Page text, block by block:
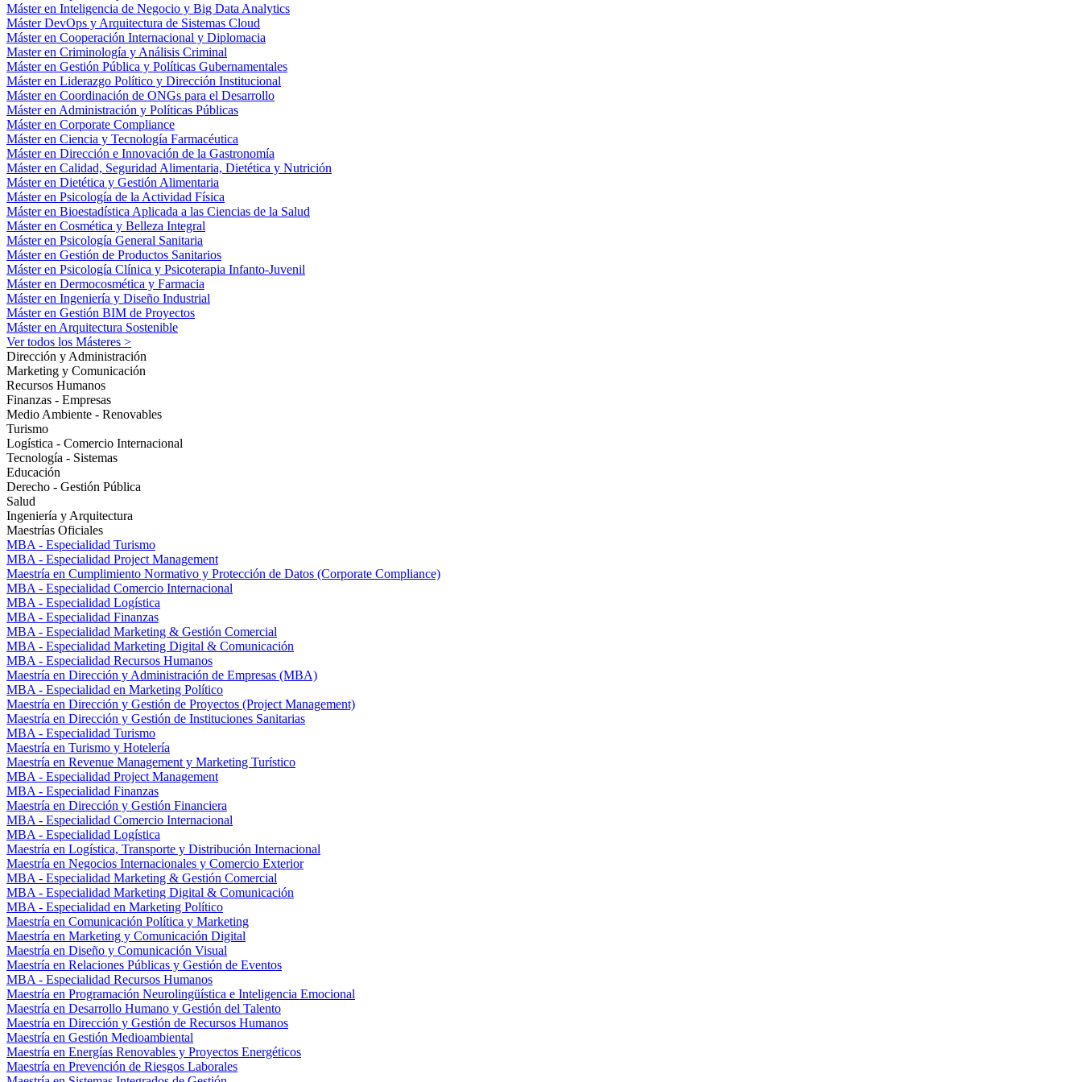
Máster en Inteligencia de Negocio y Big Data Analytics
Máster DevOps y Arquitectura de Sistemas Cloud
Máster en Cooperación Internacional y Diplomacia
Master en Criminología y Análisis Criminal
Máster en Gestión Pública y Políticas Gubernamentales
Máster en Liderazgo Político y Dirección Institucional
Máster en Coordinación de ONGs para el Desarrollo
Máster en Administración y Políticas Públicas
Máster en Corporate Compliance
Máster en Ciencia y Tecnología Farmacéutica
Máster en Dirección e Innovación de la Gastronomía
Máster en Calidad, Seguridad Alimentaria, Dietética y Nutrición
Máster en Dietética y Gestión Alimentaria
Máster en Psicología de la Actividad Física
Máster en Bioestadística Aplicada a las Ciencias de la Salud
Máster en Cosmética y Belleza Integral
Máster en Psicología General Sanitaria
Máster en Gestión de Productos Sanitarios
Máster en Psicología Clínica y Psicoterapia Infanto-Juvenil
Máster en Dermocosmética y Farmacia
Máster en Ingeniería y Diseño Industrial
Máster en Gestión BIM de Proyectos
Máster en Arquitectura Sostenible
Ver todos los Másteres >
Dirección y Administración
Marketing y Comunicación
Recursos Humanos
Finanzas - Empresas
Medio Ambiente - Renovables
Turismo
Logística - Comercio Internacional
Tecnología - Sistemas
Educación
Derecho - Gestión Pública
Salud
Ingeniería y Arquitectura
Maestrías Oficiales
MBA - Especialidad Turismo
MBA - Especialidad Project Management
Maestría en Cumplimiento Normativo y Protección de Datos (Corporate Compliance)
MBA - Especialidad Comercio Internacional
MBA - Especialidad Logística
MBA - Especialidad Finanzas
MBA - Especialidad Marketing & Gestión Comercial
MBA - Especialidad Marketing Digital & Comunicación
MBA - Especialidad Recursos Humanos
Maestría en Dirección y Administración de Empresas (MBA)
MBA - Especialidad en Marketing Político
Maestría en Dirección y Gestión de Proyectos (Project Management)
Maestría en Dirección y Gestión de Instituciones Sanitarias
MBA - Especialidad Turismo
Maestría en Turismo y Hotelería
Maestría en Revenue Management y Marketing Turístico
MBA - Especialidad Project Management
MBA - Especialidad Finanzas
Maestría en Dirección y Gestión Financiera
MBA - Especialidad Comercio Internacional
MBA - Especialidad Logística
Maestría en Logística, Transporte y Distribución Internacional
Maestría en Negocios Internacionales y Comercio Exterior
MBA - Especialidad Marketing & Gestión Comercial
MBA - Especialidad Marketing Digital & Comunicación
MBA - Especialidad en Marketing Político
Maestría en Comunicación Política y Marketing
Maestría en Marketing y Comunicación Digital
Maestría en Diseño y Comunicación Visual
Maestría en Relaciones Públicas y Gestión de Eventos
MBA - Especialidad Recursos Humanos
Maestría en Programación Neurolingüística e Inteligencia Emocional
Maestría en Desarrollo Humano y Gestión del Talento
Maestría en Dirección y Gestión de Recursos Humanos
Maestría en Gestión Medioambiental
Maestría en Energías Renovables y Proyectos Energéticos
Maestría en Prevención de Riesgos Laborales